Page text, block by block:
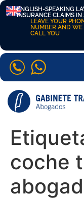
ENGLISH-SPEAKING
INSURANCE CLAIMS IN
LEAVE YOUR
NUMBER AND
CALL YOU
coche